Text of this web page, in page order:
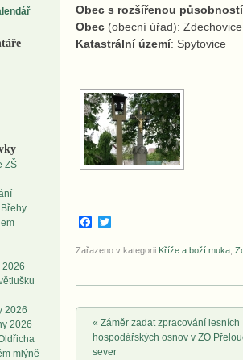
Obec s rozšířenou působností
Obec (obecní úřad): Zdechovice
Katastrální území: Spytovice
Facebook
Zařazeno v kategorii Kříže a boží muka
Post navigation
« Záměr zadat zpracování lesních
hospodářských osnov v ZO
sever
ZŠ
2026
2026
2026
mlýně